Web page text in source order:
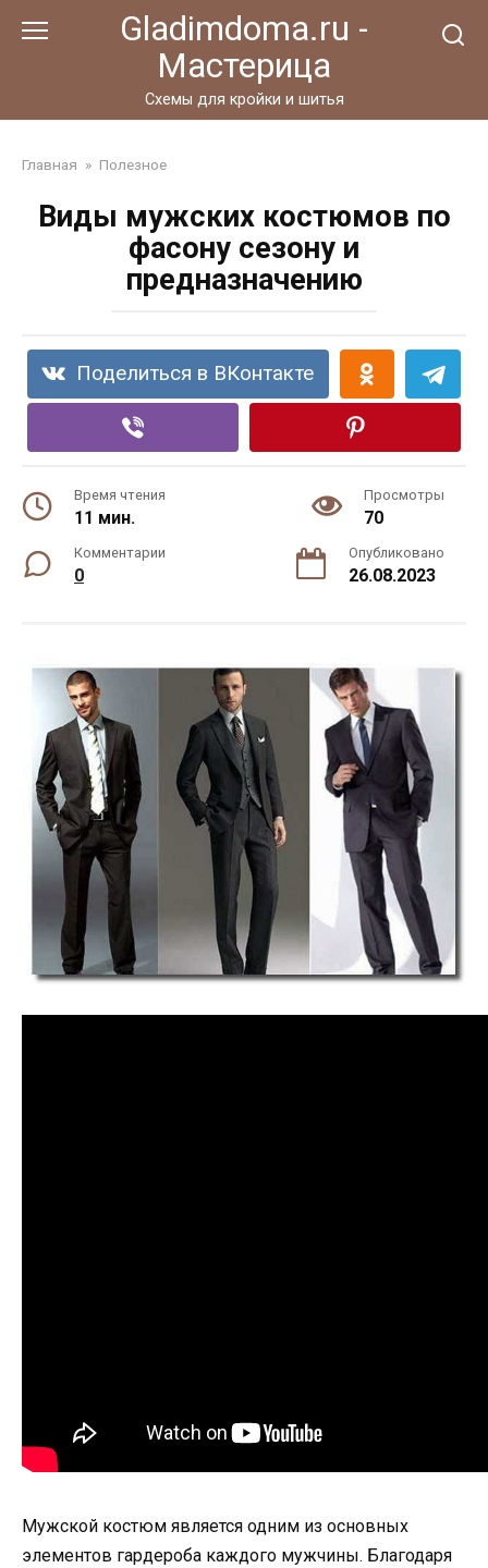
Gladimdoma.ru -
Мастерица
Схемы для кройки и шитья
Главная » Полезное
Виды мужских костюмов по
фасону сезону и
предназначению
Поделиться в ВКонтакте
Время чтения
11 мин.
Просмотры
70
Комментарии
0
Опубликовано
26.08.2023
Мужской костюм является одним из основных
элементов гардероба каждого мужчины. Благодаря